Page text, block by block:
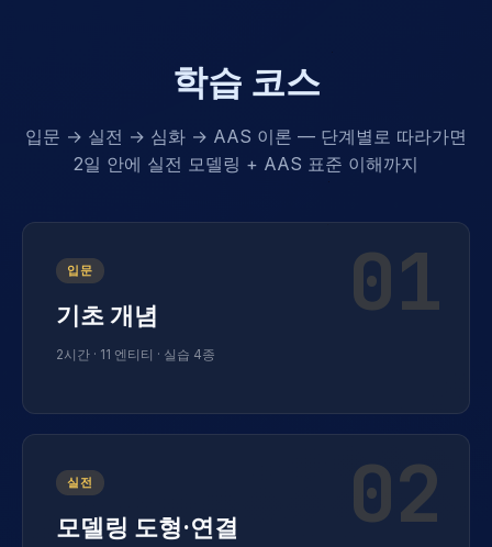
학습 코스
입문 → 실전 → 심화 → AAS 이론 — 단계별로 따라가면
2일 안에 실전 모델링 + AAS 표준 이해까지
01
입문
기초 개념
2시간 · 11 엔티티 · 실습 4종
02
실전
모델링 도형·연결